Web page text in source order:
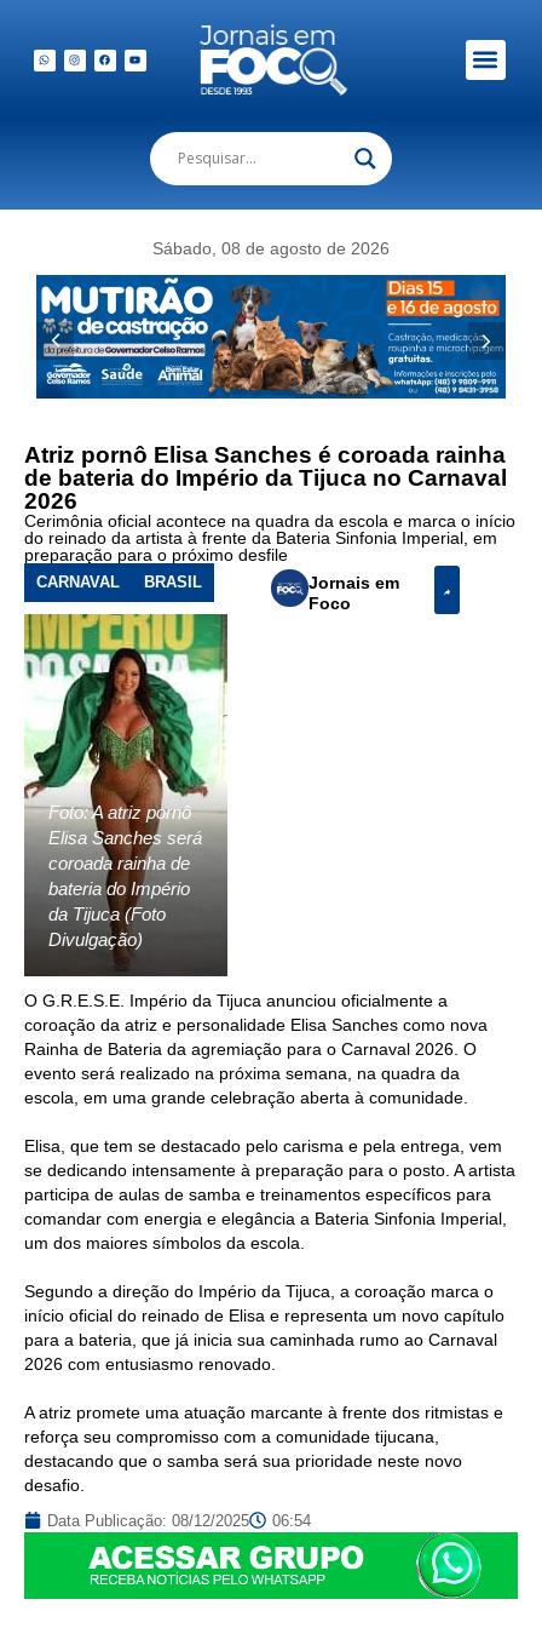
Sábado, 08 de agosto de 2026
Atriz pornô Elisa Sanches é coroada rainha
de bateria do Império da Tijuca no Carnaval
2026
Cerimônia oficial acontece na quadra da escola e marca o início
do reinado da artista à frente da Bateria Sinfonia Imperial, em
preparação para o próximo desfile
CARNAVAL BRASIL
Jornais em
Foco
Foto: A atriz pornô
Elisa Sanches será
coroada rainha de
bateria do Império
da Tijuca (Foto
Divulgação)
O G.R.E.S.E. Império da Tijuca anunciou oficialmente a
coroação da atriz e personalidade Elisa Sanches como nova
Rainha de Bateria da agremiação para o Carnaval 2026. O
evento será realizado na próxima semana, na quadra da
escola, em uma grande celebração aberta à comunidade.
Elisa, que tem se destacado pelo carisma e pela entrega, vem
se dedicando intensamente à preparação para o posto. A artista
participa de aulas de samba e treinamentos específicos para
comandar com energia e elegância a Bateria Sinfonia Imperial,
um dos maiores símbolos da escola.
Segundo a direção do Império da Tijuca, a coroação marca o
início oficial do reinado de Elisa e representa um novo capítulo
para a bateria, que já inicia sua caminhada rumo ao Carnaval
2026 com entusiasmo renovado.
A atriz promete uma atuação marcante à frente dos ritmistas e
reforça seu compromisso com a comunidade tijucana,
destacando que o samba será sua prioridade neste novo
desafio.
Data Publicação: 08/12/2025 06:54